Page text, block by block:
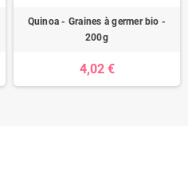
Quinoa - Graines à germer bio -
200g
4,02 €